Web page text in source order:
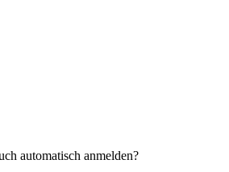
automatisch anmelden?